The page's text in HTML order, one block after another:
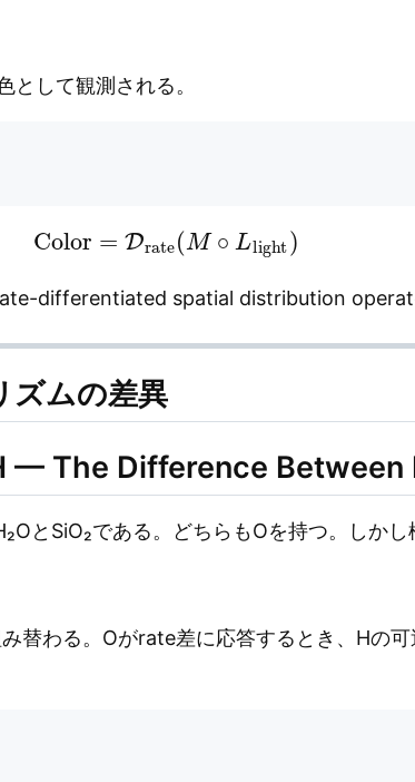
して観測される。
Color Drate (M∘L light )
differentiated spatial distribution
ズムの差異
— The Difference Between
とSiO₂である。どちらもOを持つ。しか
替わる。Oがrate差に応答するとき、Hの